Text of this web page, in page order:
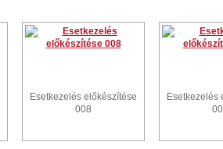
Esetkezelés előkészítése
008
Esetkezelés